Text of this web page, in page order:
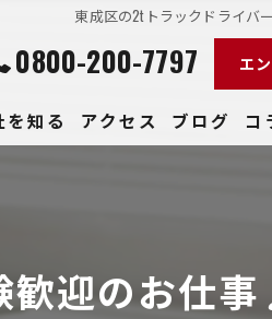
東成区の2tトラックドライバ
0800-200-7797 エ
を知る
入
アクセス ブログ コ
歓迎のお仕